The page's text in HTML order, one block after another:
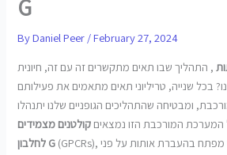
G
ByDaniel Peer /February 27, 2024
, התהליך שבו תאים מתקשרים זה עם זה, חיונית
בכל שנייה, טריליוני תאים מתאמים את פעילותם
ומבטיחה שהתהליכים הגופניים שלנו יתנהלו
המורכבת הזו נמצאים קולטנים מצמידים
לחלבון G (GPCRs), חלבונים הפועלים כשחקני מפתח בהעברת אותות על פני